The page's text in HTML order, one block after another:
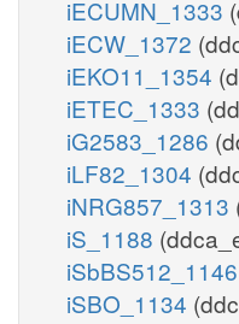
iECUMN_1333
iECW_1372
iEKO11_1354
iETEC_1333
iG2583_1286
iLF82_1304
iNRG857_1313
iS_1188
iSbBS512_1146
iSBO_1134